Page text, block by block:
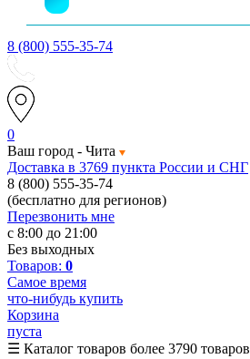
8 (800) 555-35-74
0
Ваш город - Чита
Доставка в 3769 пункта России и СНГ
8 (800) 555-35-74
(бесплатно для регионов)
Перезвонить мне
с 8:00 до 21:00
Без выходных
Товаров: 0
Самое время
что-нибудь купить
Корзина
пуста
☰ Каталог товаров более 3790 товаров